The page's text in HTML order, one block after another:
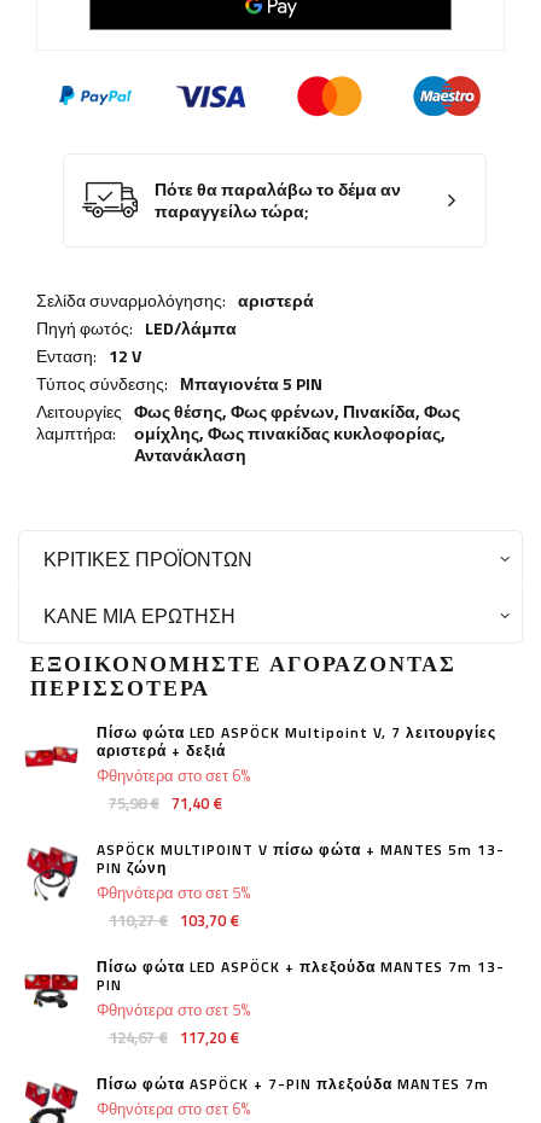
Πότε θα παραλάβω το δέμα αν
παραγγείλω τώρα;
Σελίδα συναρμολόγησης: αριστερά
Πηγή φωτός: LED/λάμπα
Ενταση: 12 V
Τύπος σύνδεσης: Μπαγιονέτα 5 PIN
Λειτουργίες
λαμπτήρα:
Φως θέσης,Φως φρένων, Πινακίδα,Φως
ομίχλης,Φως πινακίδας κυκλοφορίας,
Αντανάκλαση
ΚΡΙΤΙΚΈΣ ΠΡΟΪΌΝΤΩΝ
ΚΆΝΕ ΜΙΑ ΕΡΏΤΗΣΗ
ΕΞΟΙΚΟΝΟΜΉΣΤΕ ΑΓΟΡΆΖΟΝΤΑΣ
ΠΕΡΙΣΣΌΤΕΡΑ
Πίσω φώτα LED ASPÖCK Multipoint V, 7 λειτουργίες
αριστερά + δεξιά
75,98 € 71,40 €
Φθηνότερα στο σετ 6%
ASPÖCK MULTIPOINT V πίσω φώτα + MANTES 5m 13-
PIN ζώνη
110,27 € 103,70 €
Φθηνότερα στο σετ 5%
Πίσω φώτα LED ASPÖCK + πλεξούδα MANTES 7m 13-
PIN
124,67 € 117,20 €
Φθηνότερα στο σετ 5%
Πίσω φώτα ASPÖCK + 7-PIN πλεξούδα MANTES 7m
Φθηνότερα στο σετ 6%